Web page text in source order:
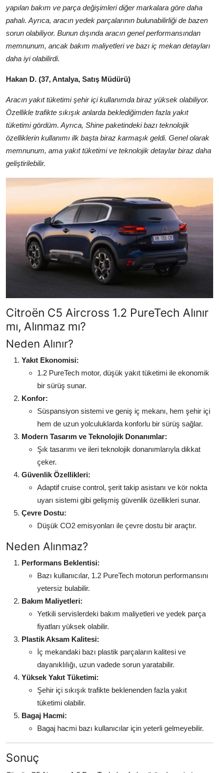
yapılan bakım ve parça değişimleri diğer markalara göre daha
pahalı. Ayrıca, aracın yedek parçalarının bulunabilirliği de bazen
sorun olabiliyor. Bunun dışında aracın genel performansından
memnunum, ancak bakım maliyetleri ve bazı iç mekan detayları
daha iyi olabilirdi.
Hakan D. (37, Antalya, Satış Müdürü)
Aracın yakıt tüketimi şehir içi kullanımda biraz yüksek olabiliyor.
Özellikle trafikte sıkışık anlarda beklediğimden fazla yakıt
tüketimi gördüm. Ayrıca, Shine paketindeki bazı teknolojik
özelliklerin kullanımı ilk başta biraz karmaşık geldi. Genel olarak
memnunum, ama yakıt tüketimi ve teknolojik detaylar biraz daha
geliştirilebilir.
Citroën C5 Aircross 1.2 PureTech Alınır
mı, Alınmaz mı?
Neden Alınır?
Yakıt Ekonomisi:
1.2 PureTech motor, düşük yakıt tüketimi ile ekonomik
bir sürüş sunar.
Konfor:
Süspansiyon sistemi ve geniş iç mekanı, hem şehir içi
hem de uzun yolculuklarda konforlu bir sürüş sağlar.
Modern Tasarım ve Teknolojik Donanımlar:
Şık tasarımı ve ileri teknolojik donanımlarıyla dikkat
çeker.
Güvenlik Özellikleri:
Adaptif cruise control, şerit takip asistanı ve kör nokta
uyarı sistemi gibi gelişmiş güvenlik özellikleri sunar.
Çevre Dostu:
Düşük CO2 emisyonları ile çevre dostu bir araçtır.
Neden Alınmaz?
Performans Beklentisi:
Bazı kullanıcılar, 1.2 PureTech motorun performansını
yetersiz bulabilir.
Bakım Maliyetleri:
Yetkili servislerdeki bakım maliyetleri ve yedek parça
fiyatları yüksek olabilir.
Plastik Aksam Kalitesi:
İç mekandaki bazı plastik parçaların kalitesi ve
dayanıklılığı, uzun vadede sorun yaratabilir.
Yüksek Yakıt Tüketimi:
Şehir içi sıkışık trafikte beklenenden fazla yakıt
tüketimi olabilir.
Bagaj Hacmi:
Bagaj hacmi bazı kullanıcılar için yeterli gelmeyebilir.
Sonuç